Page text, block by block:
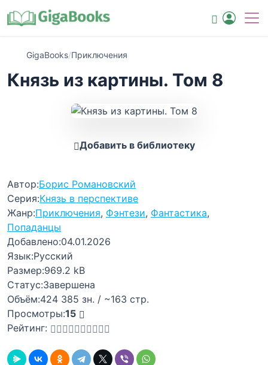
GigaBooks/Приключения
Князь из картины. Том 8
Добавить в библиотеку
Автор:Борис Романовский
Серия:Князь в перспективе
Жанр:Приключения, Фэнтези, Фантастика,
Попаданцы
Добавлено:04.01.2026
Язык:Русский
Размер:969.2 kB
Статус:Завершена
Объём:424 385 зн. / ~163 стр.
Просмотры:15
Рейтинг: